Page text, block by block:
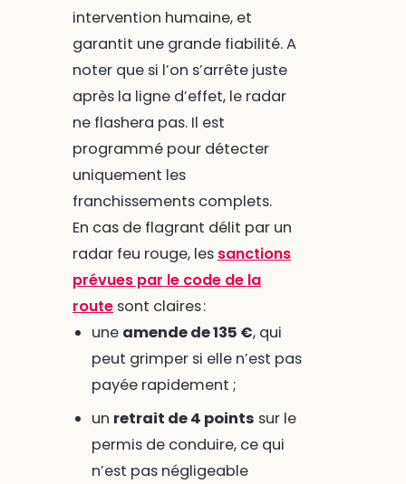
intervention humaine, et
garantit une grande fiabilité. A
noter que si l’on s’arrête juste
après la ligne d’effet, le radar
ne flashera pas. Il est
programmé pour détecter
uniquement les
franchissements complets.
En cas de flagrant délit par un
radar feu rouge, les sanctions
prévues par le code de la
routesont claires :
une amende de 135 €, qui
peut grimper si elle n’est pas
payée rapidement ;
un retrait de 4 points sur le
permis de conduire, ce qui
n’est pas négligeable